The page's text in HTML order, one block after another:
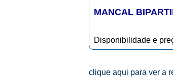
MANCAL
Disponibilidade e
clique aqui para ver a